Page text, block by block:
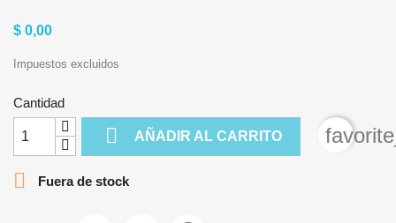
$ 0,00
Impuestos excluidos
Cantidad
 AÑADIR AL CARRITO

Fuera de stock